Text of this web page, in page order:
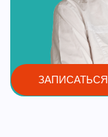
ЗАПИСАТЬСЯ